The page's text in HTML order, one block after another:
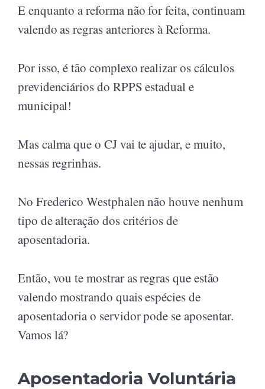
E enquanto a reforma não for feita, continuam
valendo as regras anteriores à Reforma.
Por isso, é tão complexo realizar os cálculos
previdenciários do RPPS estadual e
municipal!
Mas calma que o CJ vai te ajudar, e muito,
nessas regrinhas.
No Frederico Westphalen não houve nenhum
tipo de alteração dos critérios de
aposentadoria.
Então, vou te mostrar as regras que estão
valendo mostrando quais espécies de
aposentadoria o servidor pode se aposentar.
Vamos lá?
Aposentadoria Voluntária